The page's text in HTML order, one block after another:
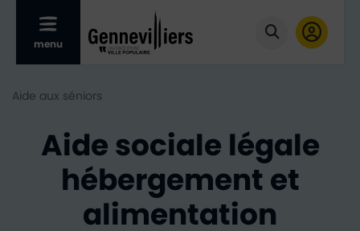
Afficher le menu mobile
menu Cliquer
Aide aux séniors
Aide sociale légale
hébergement et
alimentation